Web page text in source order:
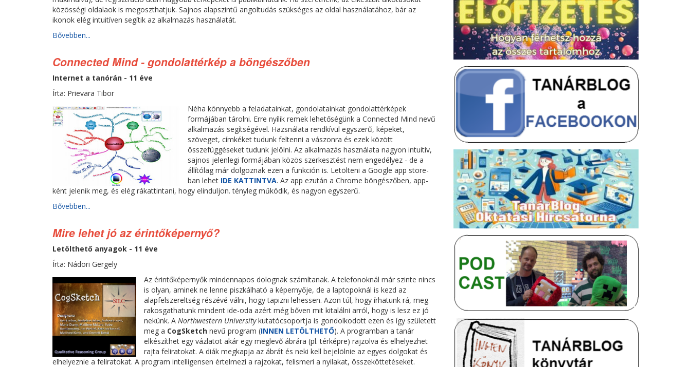
közösségi oldalaok is megoszthatjuk. Sajnos alapszintű angoltudás szükséges az oldal használatához, bár az
ikonok elég intuitíven segítik az alkalmazás használatát.
Bővebben...
Connected Mind - gondolattérkép a böngészőben
Internet a tanórán - 11 éve
Írta: Prievara Tibor
Néha könnyebb a feladatainkat, gondolatainkat gondolattérképek
formájában tárolni. Erre nyílik remek lehetőségünk a Connected Mind nevű
alkalmazás segítségével. Hazsnálata rendkívül egyszerű, képeket,
szöveget, címkéket tudunk feltenni a vászonra és ezek között
összefüggéseket tudunk jelölni. Az alkalmazás használata nagyon intuitív,
sajnos jelenlegi formájában közös szerkesztést nem engedélyez - de a
állítólag már dolgoznak ezen a funkción is. Letölteni a Google app store-
ban lehet IDE KATTINTVA. Az app ezután a Chrome böngészőben, app-
ként jelenik meg, és elég rákattintani, hogy elinduljon. tényleg működik, és nagyon egyszerű.
Bővebben...
Mire lehet jó az érintőképernyő?
Letölthető anyagok - 11 éve
Írta: Nádori Gergely
Az érintőképernyők mindennapos dolognak számítanak. A telefonoknál már szinte nincs
is olyan, aminek ne lenne piszkálható a képernyője, de a laptopoknál is kezd az
alapfelszereltség részévé válni, hogy tapizni lehessen. Azon túl, hogy írhatunk rá, meg
rakosgathatunk mindent ide-oda azért még bőven mit kitalálni arról, hogy is lesz ez jó
nekünk. A Northwestern Universitykutatócsoportja is gondolkodott ezen és így született
meg a CogSketchnevű program (INNEN LETÖLTHETŐ). A programban a tanár
elkészíthet egy vázlatot akár egy meglevő ábrára (pl. térképre) rajzolva és elhelyezhet
rajta feliratokat. A diák megkapja az ábrát és neki kell bejelölnie az egyes dolgokat és
elhelyeznie a feliratokat. A program intelligensen értelmezi a rajzokat, felismeri a nyilakat, összeköttetéseket.